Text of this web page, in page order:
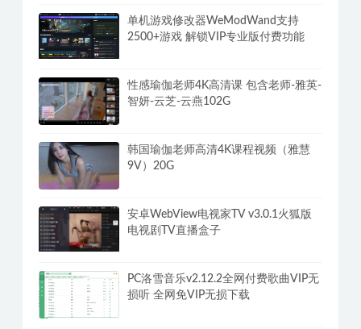
单机游戏修改器WeModWand支持
2500+游戏 解锁VIP专业版付费功能
性感瑜伽老师4K高清课 包含老师-雅英-
智妍-云芝-云燕102G
韩国瑜伽老师高清4K课程视频（雅慧
9V）20G
安卓WebView电视家TV v3.0.1火狐版
电视剧TV直播盒子
PC洛雪音乐v2.12.2全网付费歌曲VIP无
损听 全网免VIP无损下载